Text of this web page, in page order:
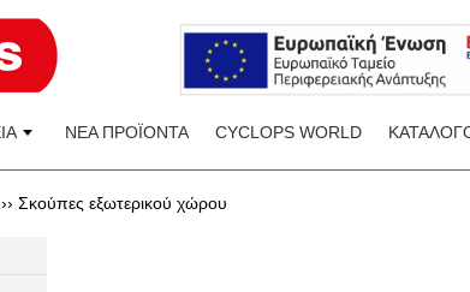
ΝΕΑ ΠΡΟΪΟΝΤΑ CYCLOPS WORLD
›› Σκούπες εξωτερικού χώρου